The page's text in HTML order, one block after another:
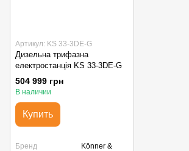
Артикул: KS 33-3DE-G
Дизельна трифазна
електростанція KS 33-3DE-G
504 999 грн
В наличии
Купить
Бренд
Könner &